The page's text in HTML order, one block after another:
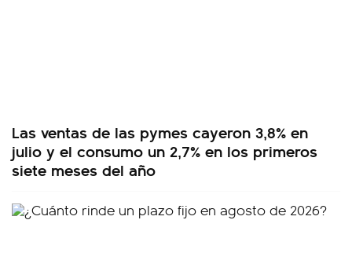
Las ventas de las pymes cayeron 3,8% en
julio y el consumo un 2,7% en los primeros
siete meses del año